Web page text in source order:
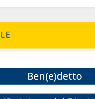
Ben(e)detto